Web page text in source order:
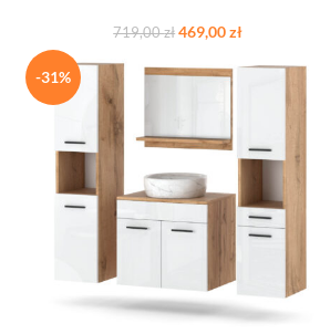
719,00zł 469,00zł
-31%